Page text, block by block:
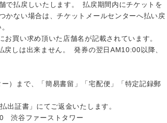
で払戻しいたします。 払戻期間内にチケットを
ない場合は、チケットメールセンターへ払い戻
買い求め頂いた店舗名が記載されています。
しは出来ません。 発券の翌日AM10:00以降、
）まで、「簡易書留」「宅配便」「特定記録郵
出証書」にてご返金いたします。
渋谷ファーストタワー